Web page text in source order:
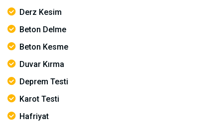
Derz Kesim
Beton Delme
Beton Kesme
Duvar Kırma
Deprem Testi
Karot Testi
Hafriyat